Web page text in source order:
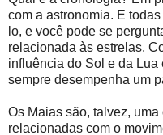
com a astronomia. E
lo, e você pode se
relacionada às estrelas.
influência do Sol e da Lua
sempre desempenha um
Os Maias são, talvez,
relacionadas com o